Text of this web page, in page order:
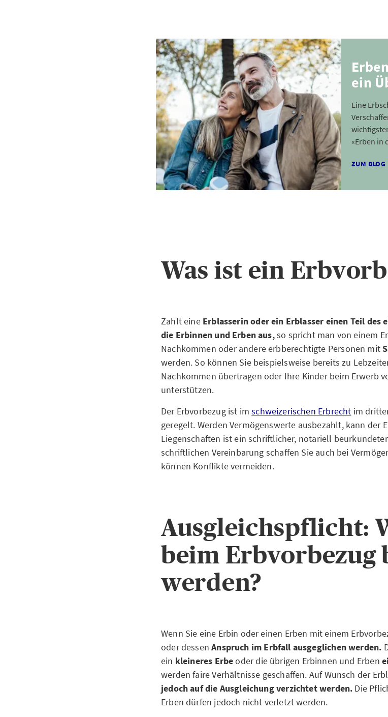
ein
Eine
«Erben in
ZUM BLOG
Was ist ein
Zahlt eine Erblasserin oder ein Erblasser einen Teil des
die Erbinnen und Erben aus,so spricht man von einem
Nachkommen oder andere erbberechtigte Personen mit
werden. So können Sie beispielsweise bereits zu
Nachkommen übertragen oder Ihre Kinder beim Erwerb
unterstützen.
Der Erbvorbezug ist imschweizerischen Erbrecht im
geregelt. Werden Vermögenswerte ausbezahlt, kann der
Liegenschaften ist ein schriftlicher, notariell
schriftlichen Vereinbarung schaffen Sie auch bei
können Konflikte vermeiden.
Ausgleichspflicht:
beim Erbvorbezug
werden?
Wenn Sie eine Erbin oder einen Erben mit einem
oder dessenAnspruch im Erbfall ausgeglichen werden.
ein kleineres Erbeoder die übrigen Erbinnen und Erben
werden faire Verhältnisse geschaffen. Auf Wunsch der
jedoch auf die Ausgleichung verzichtet werden. Die
Erben dürfen jedoch nicht verletzt werden.